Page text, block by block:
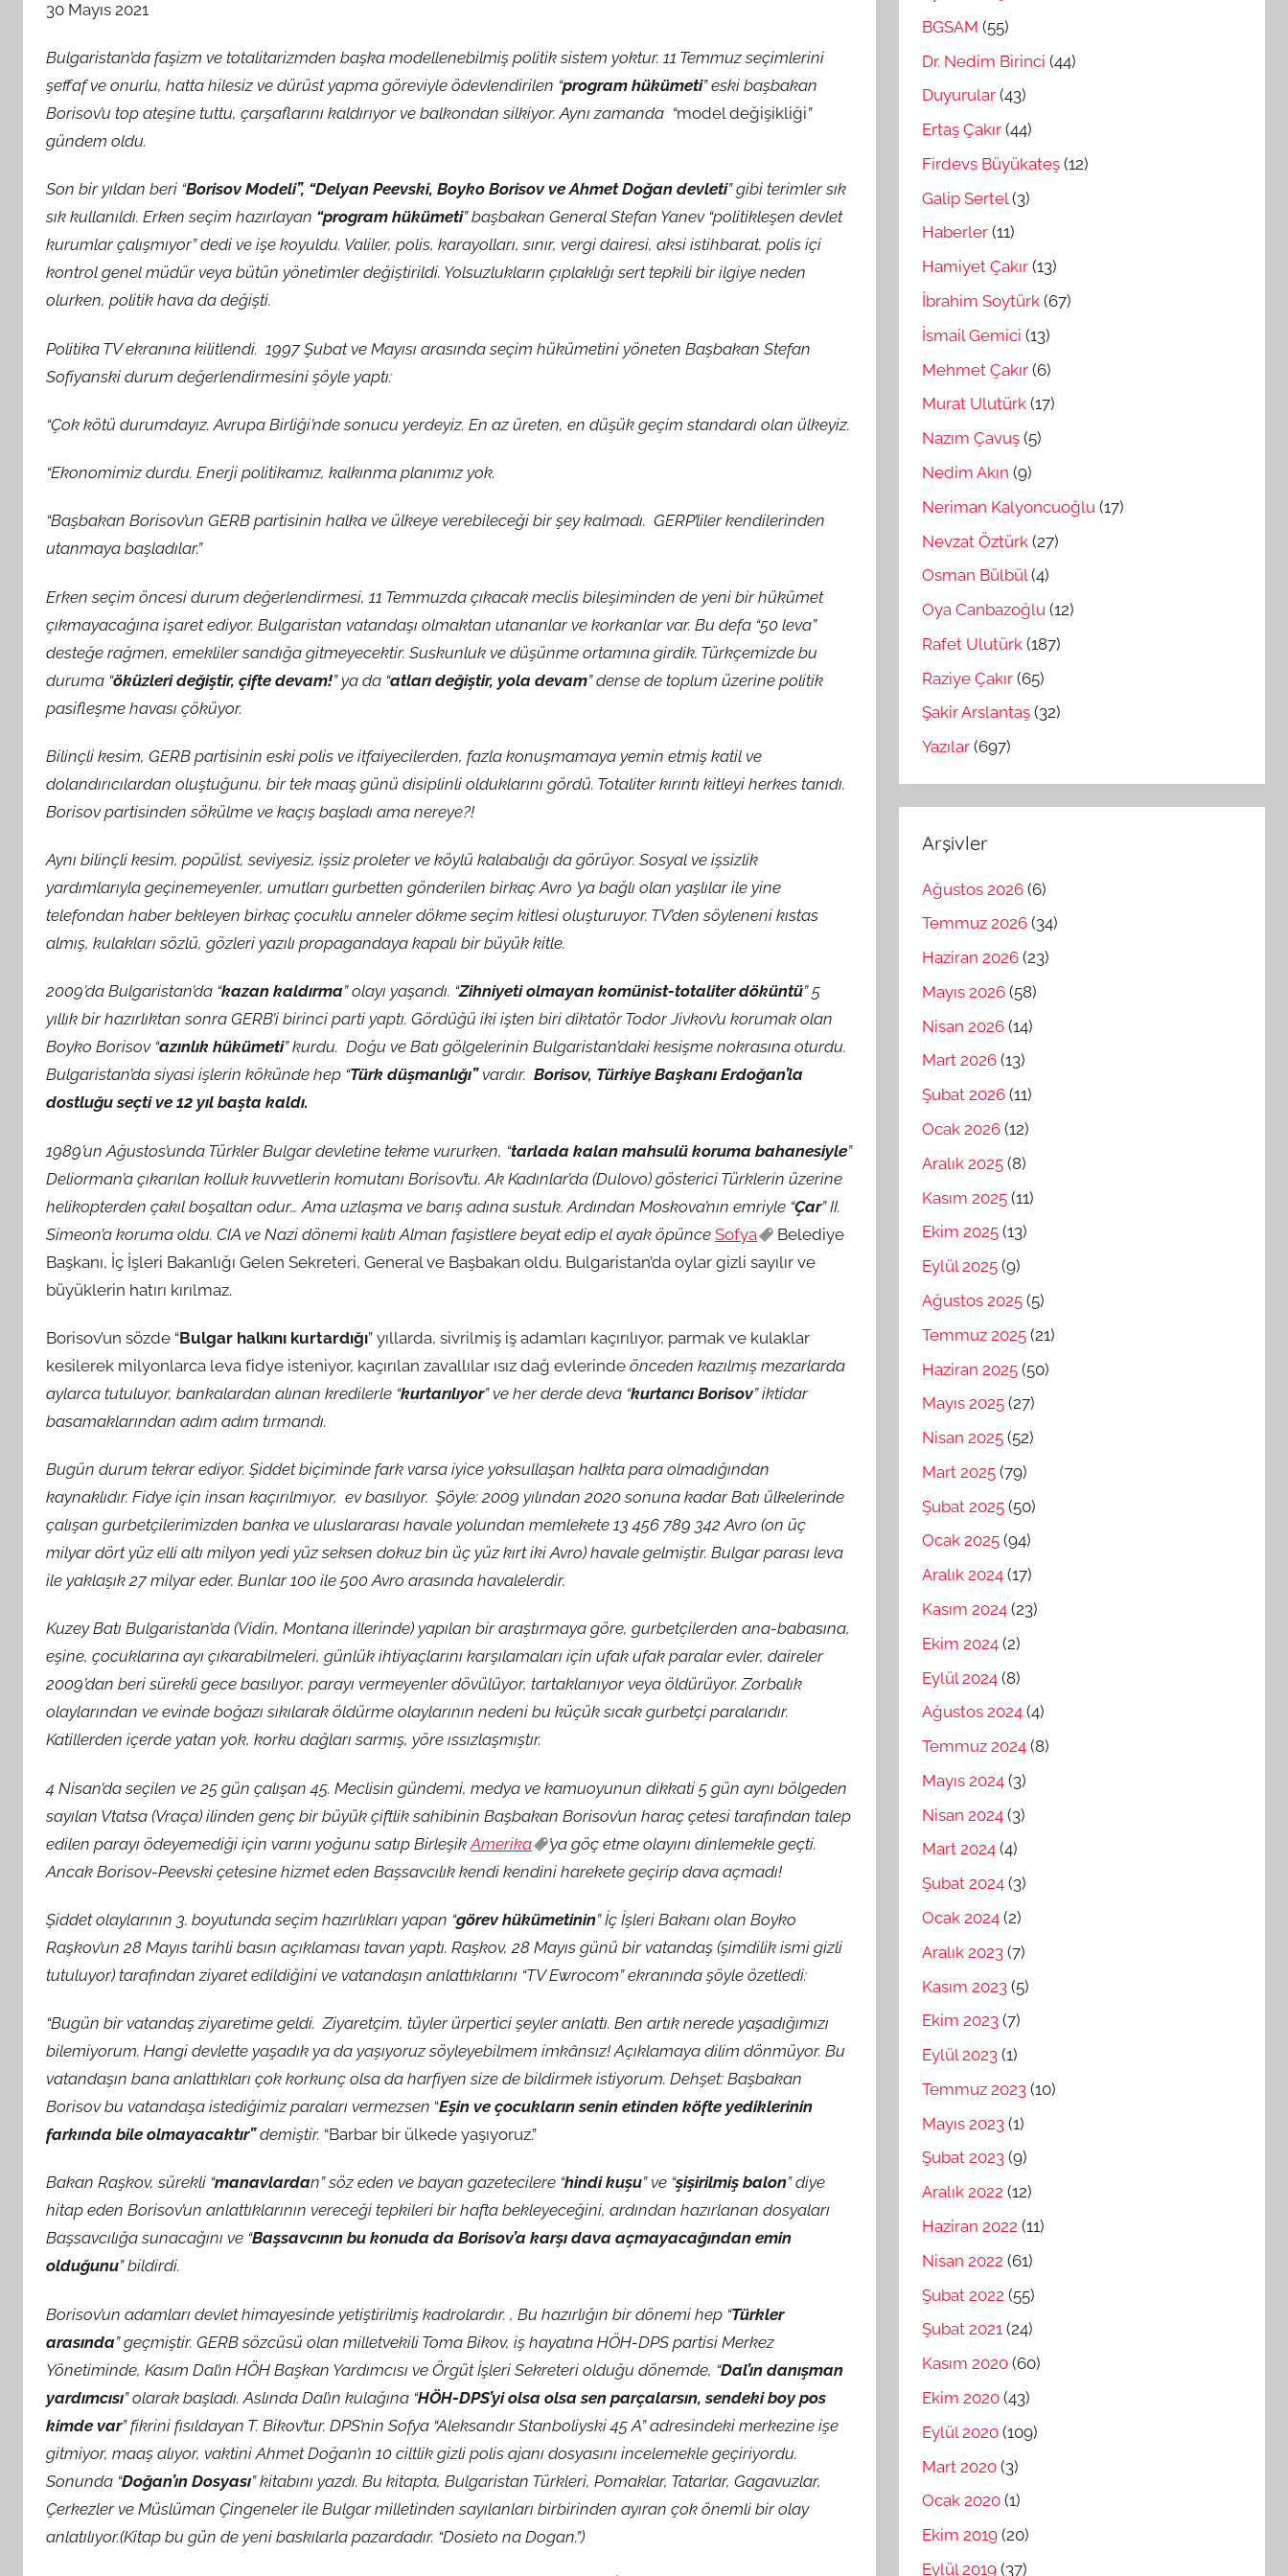
t
a
r
ı
n
d
30 Mayıs 2021
Bulgaristan’da faşizm ve totalitarizmden başka modellenebilmiş politik sistem yoktur. 11 Temmuz seçimlerini
şeffaf ve onurlu, hatta hilesiz ve dürüst yapma göreviyle ödevlendirilen “program hükümeti” eski başbakan
Borisov’u top ateşine tuttu, çarşaflarını kaldırıyor ve balkondan silkiyor. Aynı zamanda “model değişikliği”
gündem oldu.
Son bir yıldan beri “Borisov Modeli”, “Delyan Peevski, Boyko Borisov ve Ahmet Doğan devleti” gibi terimler sık
sık kullanıldı. Erken seçim hazırlayan “program hükümeti” başbakan General Stefan Yanev “politikleşen devlet
kurumlar çalışmıyor” dedi ve işe koyuldu. Valiler, polis, karayolları, sınır, vergi dairesi, aksi istihbarat, polis içi
kontrol genel müdür veya bütün yönetimler değiştirildi. Yolsuzlukların çıplaklığı sert tepkili bir ilgiye neden
olurken, politik hava da değişti.
Politika TV ekranına kilitlendi. 1997 Şubat ve Mayısı arasında seçim hükümetini yöneten Başbakan Stefan
Sofiyanski durum değerlendirmesini şöyle yaptı:
“Çok kötü durumdayız. Avrupa Birliği’nde sonucu yerdeyiz. En az üreten, en düşük geçim standardı olan ülkeyiz.
“Ekonomimiz durdu. Enerji politikamız, kalkınma planımız yok.
“Başbakan Borisov’un GERB partisinin halka ve ülkeye verebileceği bir şey kalmadı. GERP’liler kendilerinden
utanmaya başladılar.”
Erken seçim öncesi durum değerlendirmesi, 11 Temmuzda çıkacak meclis bileşiminden de yeni bir hükümet
çıkmayacağına işaret ediyor. Bulgaristan vatandaşı olmaktan utananlar ve korkanlar var. Bu defa “50 leva”
desteğe rağmen, emekliler sandığa gitmeyecektir. Suskunluk ve düşünme ortamına girdik. Türkçemizde bu
duruma “öküzleri değiştir, çifte devam!” ya da “atları değiştir, yola devam” dense de toplum üzerine politik
pasifleşme havası çöküyor.
Bilinçli kesim, GERB partisinin eski polis ve itfaiyecilerden, fazla konuşmamaya yemin etmiş katil ve
dolandırıcılardan oluştuğunu, bir tek maaş günü disiplinli olduklarını gördü. Totaliter kırıntı kitleyi herkes tanıdı.
Borisov partisinden sökülme ve kaçış başladı ama nereye?!
Aynı bilinçli kesim, popülist, seviyesiz, işsiz proleter ve köylü kalabalığı da görüyor. Sosyal ve işsizlik
yardımlarıyla geçinemeyenler, umutları gurbetten gönderilen birkaç Avro ’ya bağlı olan yaşlılar ile yine
telefondan haber bekleyen birkaç çocuklu anneler dökme seçim kitlesi oluşturuyor. TV’den söyleneni kıstas
almış, kulakları sözlü, gözleri yazılı propagandaya kapalı bir büyük kitle.
2009’da Bulgaristan’da “kazan kaldırma” olayı yaşandı. “Zihniyeti olmayan komünist-totaliter döküntü” 5
yıllık bir hazırlıktan sonra GERB’i birinci parti yaptı. Gördüğü iki işten biri diktatör Todor Jivkov’u korumak olan
Boyko Borisov “azınlık hükümeti” kurdu. Doğu ve Batı gölgelerinin Bulgaristan’daki kesişme nokrasına oturdu.
Bulgaristan’da siyasi işlerin kökünde hep “Türk düşmanlığı” vardır. Borisov, Türkiye Başkanı Erdoğan’la
dostluğu seçti ve 12 yıl başta kaldı.
1989’un Ağustos’unda Türkler Bulgar devletine tekme vururken, “tarlada kalan mahsulü koruma bahanesiyle”
Deliorman’a çıkarılan kolluk kuvvetlerin komutanı Borisov’tu. Ak Kadınlar’da (Dulovo) gösterici Türklerin üzerine
helikopterden çakıl boşaltan odur… Ama uzlaşma ve barış adına sustuk. Ardından Moskova’nın emriyle “Çar” II.
Simeon’a koruma oldu. CIA ve Nazi dönemi kalıtı Alman faşistlere beyat edip el ayak öpünce Sofya
Belediye
Başkanı, İç İşleri Bakanlığı Gelen Sekreteri, General ve Başbakan oldu. Bulgaristan’da oylar gizli sayılır ve
büyüklerin hatırı kırılmaz.
Borisov’un sözde “Bulgar halkını kurtardığı” yıllarda, sivrilmiş iş adamları kaçırılıyor, parmak ve kulaklar
kesilerek milyonlarca leva fidye isteniyor, kaçırılan zavallılar ısız dağ evlerinde önceden kazılmış mezarlarda
aylarca tutuluyor, bankalardan alınan kredilerle “kurtarılıyor” ve her derde deva “kurtarıcı Borisov” iktidar
basamaklarından adım adım tırmandı.
Bugün durum tekrar ediyor. Şiddet biçiminde fark varsa iyice yoksullaşan halkta para olmadığından
kaynaklıdır. Fidye için insan kaçırılmıyor, ev basılıyor. Şöyle: 2009 yılından 2020 sonuna kadar Batı ülkelerinde
çalışan gurbetçilerimizden banka ve uluslararası havale yolundan memlekete 13 456 789 342 Avro (on üç
milyar dört yüz elli altı milyon yedi yüz seksen dokuz bin üç yüz kırt iki Avro) havale gelmiştir. Bulgar parası leva
ile yaklaşık 27 milyar eder. Bunlar 100 ile 500 Avro arasında havalelerdir.
Kuzey Batı Bulgaristan’da (Vidin, Montana illerinde) yapılan bir araştırmaya göre, gurbetçilerden ana-babasına,
eşine, çocuklarına ayı çıkarabilmeleri, günlük ihtiyaçlarını karşılamaları için ufak ufak paralar evler, daireler
2009’dan beri sürekli gece basılıyor, parayı vermeyenler dövülüyor, tartaklanıyor veya öldürüyor. Zorbalık
olaylarından ve evinde boğazı sıkılarak öldürme olaylarının nedeni bu küçük sıcak gurbetçi paralarıdır.
Katillerden içerde yatan yok, korku dağları sarmış, yöre ıssızlaşmıştır.
4 Nisan’da seçilen ve 25 gün çalışan 45. Meclisin gündemi, medya ve kamuoyunun dikkati 5 gün aynı bölgeden
sayılan Vtatsa (Vraça) ilinden genç bir büyük çiftlik sahibinin Başbakan Borisov’un haraç çetesi tarafından talep
edilen parayı ödeyemediği için varını yoğunu satıp BirleşikAmerika
’ya göç etme olayını dinlemekle geçti.
Ancak Borisov-Peevski çetesine hizmet eden Başsavcılık kendi kendini harekete geçirip dava açmadı!
Şiddet olaylarının 3. boyutunda seçim hazırlıkları yapan “görev hükümetinin” İç İşleri Bakanı olan Boyko
Raşkov’un 28 Mayıs tarihli basın açıklaması tavan yaptı. Raşkov, 28 Mayıs günü bir vatandaş (şimdilik ismi gizli
tutuluyor) tarafından ziyaret edildiğini ve vatandaşın anlattıklarını “TV Ewrocom” ekranında şöyle özetledi:
“Bugün bir vatandaş ziyaretime geldi. Ziyaretçim, tüyler ürpertici şeyler anlattı. Ben artık nerede yaşadığımızı
bilemiyorum. Hangi devlette yaşadık ya da yaşıyoruz söyleyebilmem imkânsız! Açıklamaya dilim dönmüyor. Bu
vatandaşın bana anlattıkları çok korkunç olsa da harfiyen size de bildirmek istiyorum. Dehşet: Başbakan
Borisov bu vatandaşa istediğimiz paraları vermezsen “Eşin ve çocukların senin etinden köfte yediklerinin
farkında bile olmayacaktır”demiştir. “Barbar bir ülkede yaşıyoruz.”
Bakan Raşkov, sürekli “manavlardan” söz eden ve bayan gazetecilere “hindi kuşu” ve “şişirilmiş balon” diye
hitap eden Borisov’un anlattıklarının vereceği tepkileri bir hafta bekleyeceğini, ardından hazırlanan dosyaları
Başsavcılığa sunacağını ve “Başsavcının bu konuda da Borisov’a karşı dava açmayacağından emin
olduğunu” bildirdi.
Borisov’un adamları devlet himayesinde yetiştirilmiş kadrolardır. , Bu hazırlığın bir dönemi hep “Türkler
arasında” geçmiştir. GERB sözcüsü olan milletvekili Toma Bikov, iş hayatına HÖH-DPS partisi Merkez
Yönetiminde, Kasım Dal’ın HÖH Başkan Yardımcısı ve Örgüt İşleri Sekreteri olduğu dönemde, “Dal’ın danışman
yardımcısı” olarak başladı. Aslında Dal’ın kulağına “HÖH-DPS’yi olsa olsa sen parçalarsın, sendeki boy pos
kimde var” fikrini fısıldayan T. Bikov’tur. DPS’nin Sofya “Aleksandır Stanboliyski 45 A” adresindeki merkezine işe
gitmiyor, maaş alıyor, vaktini Ahmet Doğan’ın 10 ciltlik gizli polis ajanı dosyasını incelemekle geçiriyordu.
Sonunda “Doğan’ın Dosyası” kitabını yazdı. Bu kitapta, Bulgaristan Türkleri, Pomaklar, Tatarlar, Gagavuzlar,
Çerkezler ve Müslüman Çingeneler ile Bulgar milletinden sayılanları birbirinden ayıran çok önemli bir olay
anlatılıyor.(Kitap bu gün de yeni baskılarla pazardadır. “Dosieto na Dogan.”)
BGSAM (55)
Dr. Nedim Birinci (44)
Duyurular (43)
Ertaş Çakır (44)
Firdevs Büyükateş (12)
Galip Sertel (3)
Haberler (11)
Hamiyet Çakır (13)
İbrahim Soytürk (67)
İsmail Gemici (13)
Mehmet Çakır (6)
Murat Ulutürk (17)
Nazım Çavuş (5)
Nedim Akın (9)
Neriman Kalyoncuoğlu (17)
Nevzat Öztürk (27)
Osman Bülbül(4)
Oya Canbazoğlu (12)
Rafet Ulutürk (187)
Raziye Çakır (65)
Şakir Arslantaş (32)
Yazılar (697)
Arşivler
Ağustos 2026 (6)
Temmuz 2026 (34)
Haziran 2026 (23)
Mayıs 2026 (58)
Nisan 2026 (14)
Mart 2026 (13)
Şubat 2026 (11)
Ocak 2026 (12)
Aralık 2025 (8)
Kasım 2025 (11)
Ekim 2025 (13)
Eylül 2025 (9)
Ağustos 2025 (5)
Temmuz 2025 (21)
Haziran 2025 (50)
Mayıs 2025 (27)
Nisan 2025 (52)
Mart 2025 (79)
Şubat 2025 (50)
Ocak 2025 (94)
Aralık 2024 (17)
Kasım 2024 (23)
Ekim 2024 (2)
Eylül 2024 (8)
Ağustos 2024 (4)
Temmuz 2024 (8)
Mayıs 2024 (3)
Nisan 2024 (3)
Mart 2024 (4)
Şubat 2024 (3)
Ocak 2024 (2)
Aralık 2023 (7)
Kasım 2023 (5)
Ekim 2023 (7)
Eylül 2023 (1)
Temmuz 2023 (10)
Mayıs 2023 (1)
Şubat 2023 (9)
Aralık 2022 (12)
Haziran 2022 (11)
Nisan 2022 (61)
Şubat 2022 (55)
Şubat 2021 (24)
Kasım 2020 (60)
Ekim 2020 (43)
Eylül 2020 (109)
Mart 2020 (3)
Ocak 2020 (1)
Ekim 2019 (20)
Eylül 2019 (37)